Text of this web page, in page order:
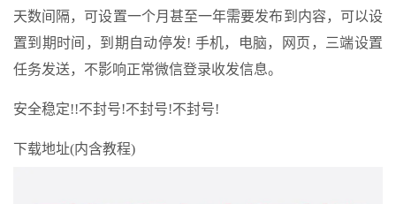
天数间隔，可设置一个月甚至一年需要发布到内容，可以设
置到期时间，到期自动停发! 手机，电脑，网页，三端设置
任务发送，不影响正常微信登录收发信息。
安全稳定!!不封号!不封号!不封号!
下载地址(内含教程)